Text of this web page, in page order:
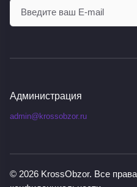
Администрация
admin@krossobzor.ru
© 2026 KrossObzor. Все